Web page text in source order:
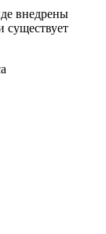
внедрены
существует